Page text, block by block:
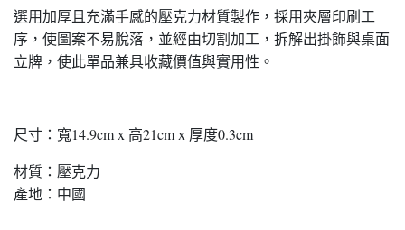
選用加厚且充滿手感的壓克力材質製作，採用夾層印刷工
序，使圖案不易脫落，並經由切割加工，拆解出掛飾與桌面
立牌，使此單品兼具收藏價值與實用性。
尺寸：寬14.9cm x 高21cm x 厚度0.3cm
材質：壓克力
產地：中國